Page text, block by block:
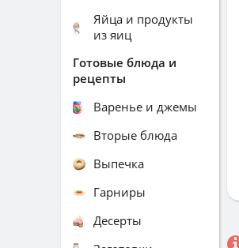
Яйца и продукты
из яиц
Готовые блюда и
рецепты
Варенье и джемы
Вторые блюда
Выпечка
Гарниры
Десерты